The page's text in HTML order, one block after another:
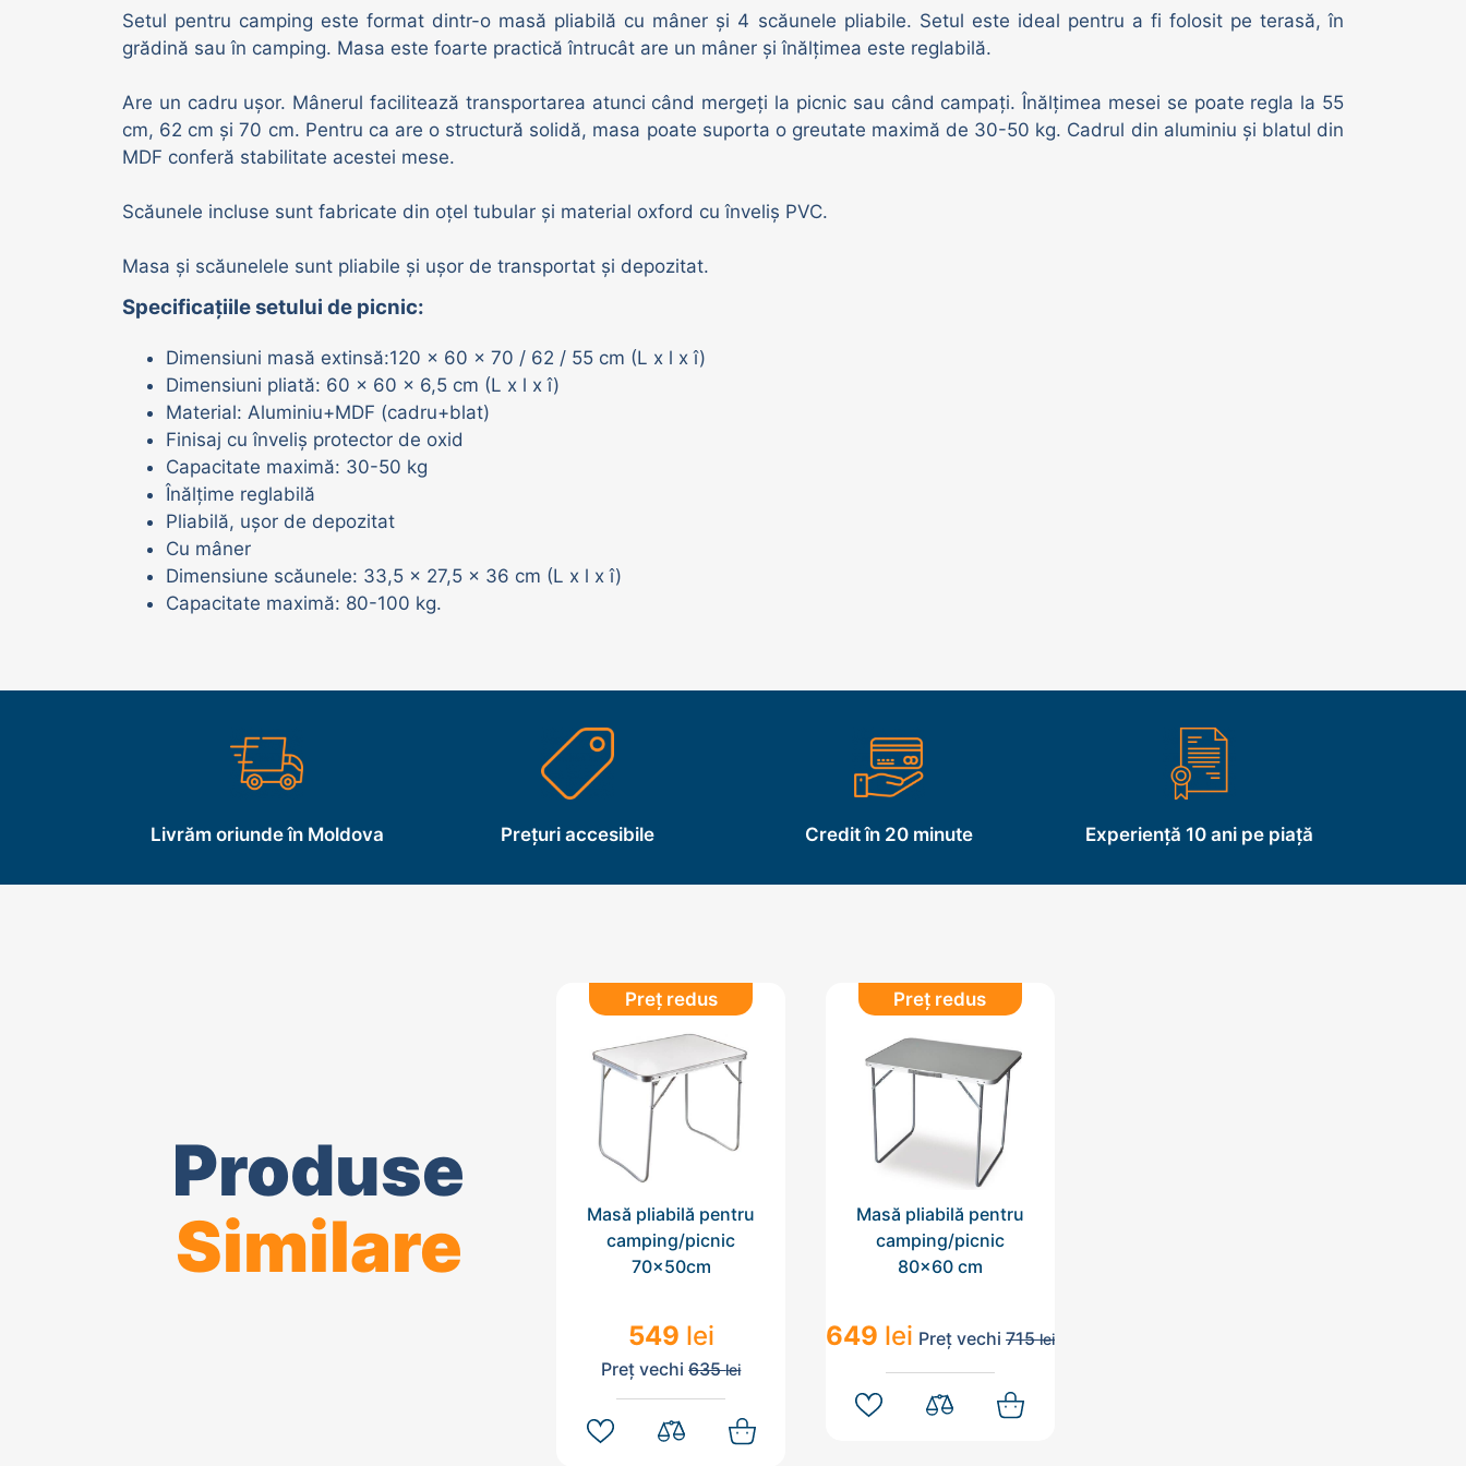
Adăpători vaci | oi | porci
Setul pentru camping este format dintr-o masă pliabilă cu mâner și 4 scăunele pliabile. Setul este ideal pentru a fi folosit pe terasă, în
grădină sau în camping. Masa este foarte practică întrucât are un mâner și înălțimea este reglabilă.
Are un cadru ușor. Mânerul facilitează transportarea atunci când mergeți la picnic sau când campați. Înălțimea mesei se poate regla la 55
cm, 62 cm și 70 cm. Pentru ca are o structură solidă, masa poate suporta o greutate maximă de 30-50 kg. Cadrul din aluminiu și blatul din
MDF conferă stabilitate acestei mese.
Scăunele incluse sunt fabricate din oțel tubular și material oxford cu înveliș PVC.
Masa și scăunelele sunt pliabile și ușor de transportat și depozitat.
Specificațiile setului de picnic:
Dimensiuni masă extinsă:120 x 60 x 70 / 62 / 55 cm (L x l x î)
Dimensiuni pliată: 60 x 60 x 6,5 cm (L x l x î)
Material: Aluminiu+MDF (cadru+blat)
Finisaj cu înveliș protector de oxid
Capacitate maximă: 30-50 kg
Înălțime reglabilă
Pliabilă, ușor de depozitat
Cu mâner
Dimensiune scăunele: 33,5 x 27,5 x 36 cm (L x l x î)
Capacitate maximă: 80-100 kg.
Livrăm oriunde în Moldova Prețuri accesibile Credit în 20 minute Experiență 10 ani pe piață
Produse
Similare
Preț redus
Masă pliabilă pentru
camping/picnic
70x50cm
549 lei
Preț vechi635lei
Preț redus
Masă pliabilă pentru
camping/picnic
80x60 cm
649 lei Preț vechi 715lei